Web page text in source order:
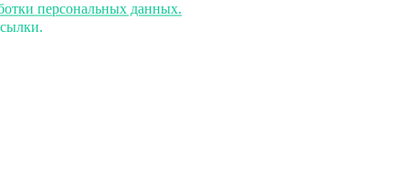
персональных данных.